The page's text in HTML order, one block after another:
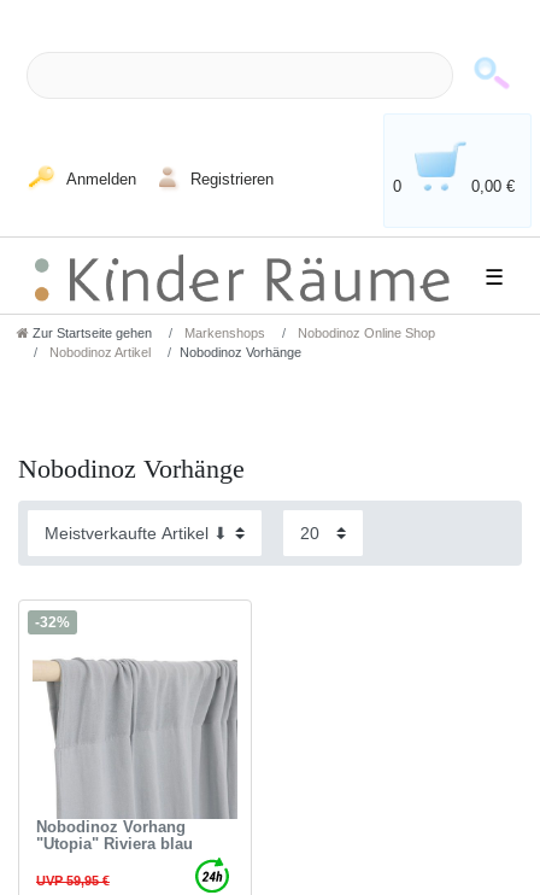
Anmelden Registrieren 0 0,00 €
☰
Zur Startseite gehen Markenshops
Nobodinoz Online Shop
Nobodinoz Artikel
Nobodinoz Vorhänge
Nobodinoz Vorhänge
-32%
Nobodinoz Vorhang
"Utopia" Riviera blau
UVP 59,95 €